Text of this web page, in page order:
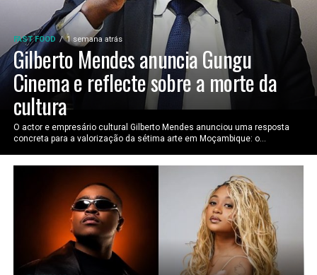
FAST FOOD 1 semana atrás
Gilberto Mendes anuncia Gungu
Cinema e reflecte sobre a morte da
cultura
O actor e empresário cultural Gilberto Mendes anunciou uma resposta
concreta para a valorização da sétima arte em Moçambique: o...